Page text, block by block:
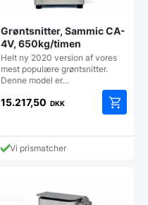
Grøntsnitter, Sammic CA-
4V, 650kg/timen
Helt ny 2020 version af vores
mest populære grøntsnitter.
Denne model er…
15.217,50 DKK
Vi prismatcher